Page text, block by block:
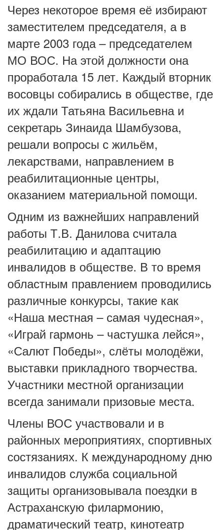
Через некоторое время её избирают
заместителем председателя, а в
марте 2003 года – председателем
МО ВОС. На этой должности она
проработала 15 лет. Каждый вторник
восовцы собирались в обществе, где
их ждали Татьяна Васильевна и
секретарь Зинаида Шамбузова,
решали вопросы с жильём,
лекарствами, направлением в
реабилитационные центры,
оказанием материальной помощи.
Одним из важнейших направлений
работы Т.В. Данилова считала
реабилитацию и адаптацию
инвалидов в обществе. В то время
областным правлением проводились
различные конкурсы, такие как
«Наша местная – самая чудесная»,
«Играй гармонь – частушка лейся»,
«Салют Победы», слёты молодёжи,
выставки прикладного творчества.
Участники местной организации
всегда занимали призовые места.
Члены ВОС участвовали и в
районных мероприятиях, спортивных
состязаниях. К международному дню
инвалидов служба социальной
защиты организовывала поездки в
Астраханскую филармонию,
драматический театр, кинотеатр